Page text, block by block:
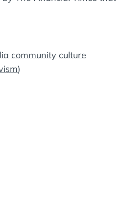
community culture
)